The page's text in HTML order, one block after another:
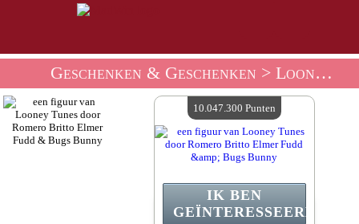
Geschenken & Geschenken > Looney Tunes-Cadeauwinkel
IK BEN
GEÏNTERESSEERD.
10.047.300 Punten